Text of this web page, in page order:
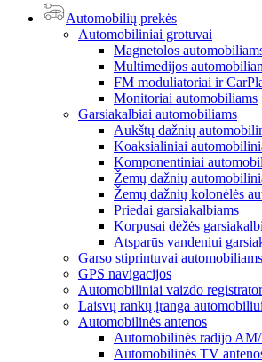
Automobilių prekės
Automobiliniai grotuvai
Magnetolos
Multimedijos
FM moduliatoriai ir
Monitoriai automobiliams
Garsiakalbiai automobiliams
Aukštų dažnių
Koaksialiniai
Komponentiniai
Žemų dažnių
Žemų dažnių kolonėlės
Priedai garsiakalbiams
Korpusai dėžės
Atsparūs vandeniui
Garso stiprintuvai automobiliams
GPS navigacijos
Automobiliniai vaizdo
Laisvų rankų įranga automobiliui
Automobilinės antenos
Automobilinės radijo
Automobilinės TV